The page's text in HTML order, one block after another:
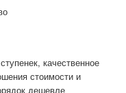
качественное
стоимости и
дешевле